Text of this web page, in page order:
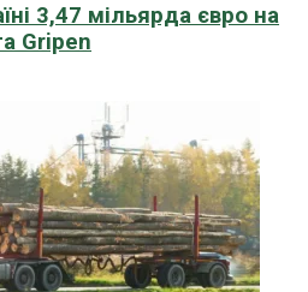
3,47 мільярда євро на
Gripen